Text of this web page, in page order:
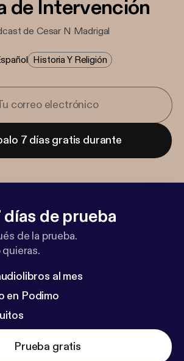
de Intervención
de Cesar N Madrigal
Historia Y Religión
7 días gratis durante
días de prueba
de la prueba.
al mes
en Podimo
Prueba gratis